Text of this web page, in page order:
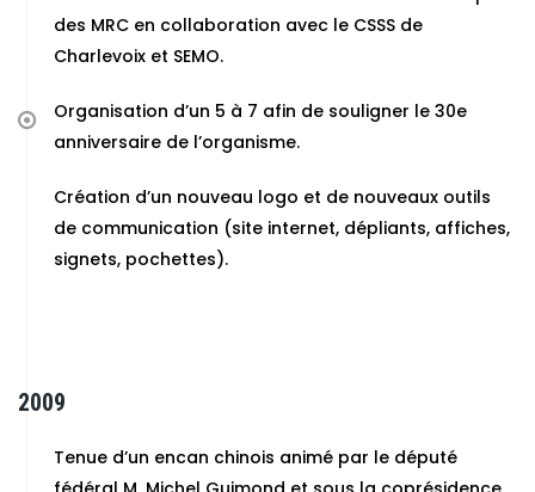
des MRC en collaboration avec le CSSS de
Charlevoix et SEMO.
Organisation d’un 5 à 7 afin de souligner le 30e
anniversaire de l’organisme.
Création d’un nouveau logo et de nouveaux outils
de communication (site internet, dépliants, affiches,
signets, pochettes).
2009
Tenue d’un encan chinois animé par le député